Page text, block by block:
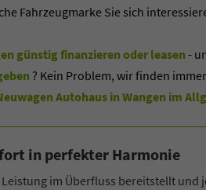
Fahrzeugmarke Sie sich
günstig finanzieren oder leasen -
? Kein Problem, wir finden
Autohaus in Wangen im
in perfekter Harmonie
im Überfluss bereitstellt